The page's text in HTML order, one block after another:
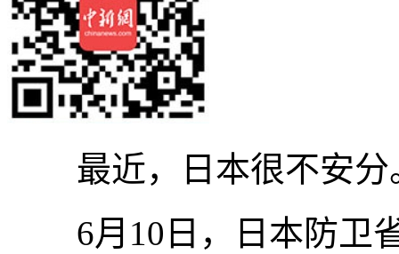
最近，日本很不安分
6月10日，日本防卫省